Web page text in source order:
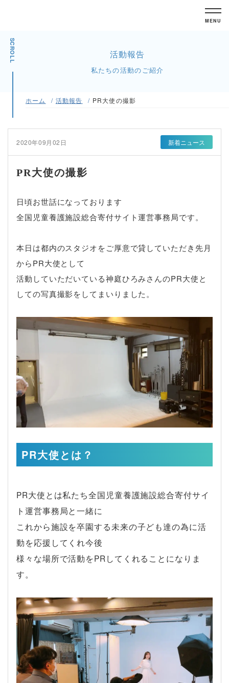
MENU
SCROLL 活動報告
私たちの活動のご紹介
ホーム 活動報告 PR大使の撮影
2020年09月02日 新着ニュース
PR大使の撮影
日頃お世話になっております
全国児童養護施設総合寄付サイト運営事務局です。
本日は都内のスタジオをご厚意で貸していただき先月
からPR大使として
活動していただいている神庭ひろみさんのPR大使と
しての写真撮影をしてまいりました。
PR大使とは？
PR大使とは私たち全国児童養護施設総合寄付サイ
ト運営事務局と一緒に
これから施設を卒園する未来の子ども達の為に活
動を応援してくれ今後
様々な場所で活動をPRしてくれることになりま
す。